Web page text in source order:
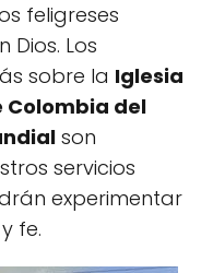
feligreses
Los
sobre la Iglesia
Colombia del
son
servicios
experimentar
fe.